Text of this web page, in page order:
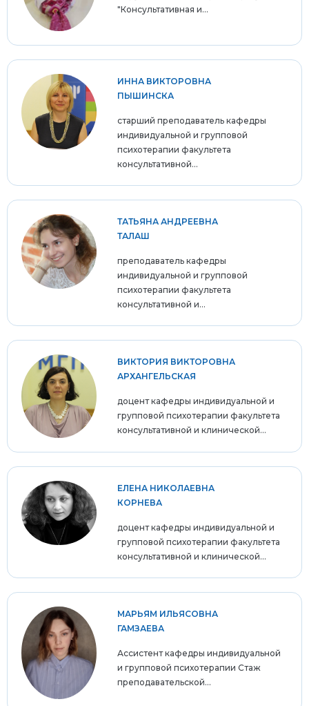
"Консультативная и...
ИННА ВИКТОРОВНА
ПЫШИНСКА
старший преподаватель кафедры
индивидуальной и групповой
психотерапии факультета
консультативной...
ТАТЬЯНА АНДРЕЕВНА
ТАЛАШ
преподаватель кафедры
индивидуальной и групповой
психотерапии факультета
консультативной и...
ВИКТОРИЯ ВИКТОРОВНА
АРХАНГЕЛЬСКАЯ
доцент кафедры индивидуальной и
групповой психотерапии факультета
консультативной и клинической...
ЕЛЕНА НИКОЛАЕВНА
КОРНЕВА
доцент кафедры индивидуальной и
групповой психотерапии факультета
консультативной и клинической...
МАРЬЯМ ИЛЬЯСОВНА
ГАМЗАЕВА
Ассистент кафедры индивидуальной
и групповой психотерапии Стаж
преподавательской...